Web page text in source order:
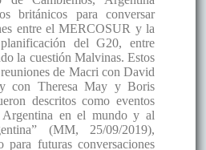
británicos para conversar
entre el MERCOSUR y la
del G20, entre
la cuestión Malvinas. Estos
de Macri con David
con Theresa May y Boris
descritos como eventos
en el mundo y al
(MM, 25/09/2019),
para futuras conversaciones